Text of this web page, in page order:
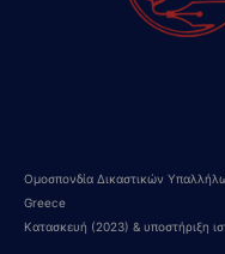
Ομοσπονδία Δικαστικών
Greece
Κατασκευή (2023) & υποστήριξη